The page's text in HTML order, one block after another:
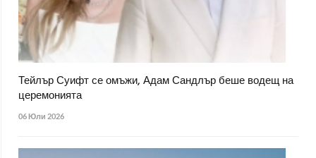
Тейлър Суифт се омъжи, Адам Сандлър беше водещ на
церемонията
06 Юли 2026